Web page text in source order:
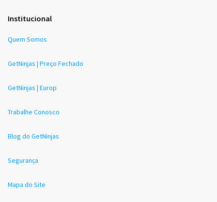
Institucional
Quem Somos
GetNinjas | Preço Fechado
GetNinjas | Europ
Trabalhe Conosco
Blog do GetNinjas
Segurança
Mapa do Site